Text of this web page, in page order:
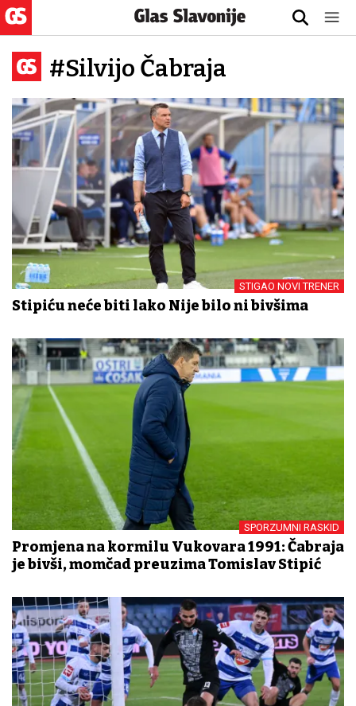
#Silvijo Čabraja
STIGAO NOVI TRENER
Stipiću neće biti lako Nije bilo ni bivšima
SPORZUMNI RASKID
Promjena na kormilu Vukovara 1991: Čabraja
je bivši, momčad preuzima Tomislav Stipić